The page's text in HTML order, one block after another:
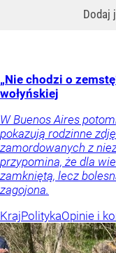
Dodaj
„Nie chodzi o
wołyńskiej
W Buenos Aires
pokazują rodzinne
zamordowanych z
przypomina, że dla
zamkniętą, lecz
zagojona.
KrajPolitykaOpinie i